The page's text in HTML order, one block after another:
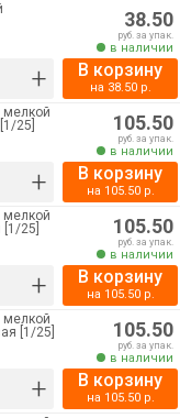
+
38.50
руб. за упак.
в наличии
В корзину
на 38.50р.
мелкой
25]
+
105.50
руб. за упак.
в наличии
В корзину
на 105.50р.
мелкой
25]
+
105.50
руб. за упак.
в наличии
В корзину
на 105.50р.
мелкой
[1/25]
+
105.50
руб. за упак.
в наличии
В корзину
на 105.50р.